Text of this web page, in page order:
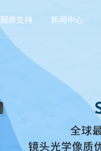
服务支持 新闻中心